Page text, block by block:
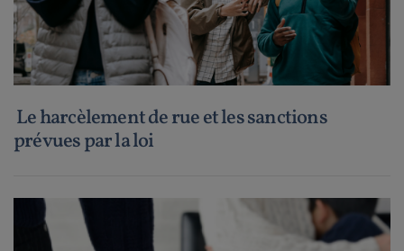
Le harcèlement de rue et les sanctions
prévues par la loi